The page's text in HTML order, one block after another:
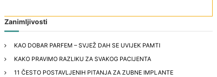
Zanimljivosti
KAO DOBAR PARFEM – SVJEŽ DAH SE UVIJEK PAMTI
KAKO PRAVIMO RAZLIKU ZA SVAKOG PACIJENTA
11 ČESTO POSTAVLJENIH PITANJA ZA ZUBNE IMPLANTE